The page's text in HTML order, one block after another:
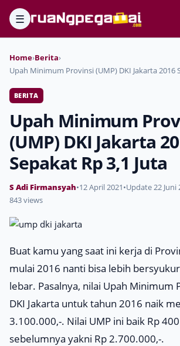
☰
Home›Berita›
Upah Minimum Provinsi (UMP) DKI Jakarta 2016
BERITA
Upah Minimum
(UMP) DKI Jakarta
Sepakat Rp 3,1 Juta
S Adi Firmansyah•12 April 2021•Update 22 Juni
843 views
Buat kamu yang saat ini kerja di
mulai 2016 nanti bisa lebih
lebar. Pasalnya, nilai Upah Minimum
DKI Jakarta untuk tahun 2016 naik
3.100.000,-. Nilai UMP ini baik Rp
sebelumnya yakni Rp 2.700.000,-.